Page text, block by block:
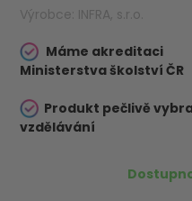
Výrobce: INFRA, s.r.o.
Máme akreditaci
Ministerstva školství ČR
Produkt pečlivě
vzdělávání